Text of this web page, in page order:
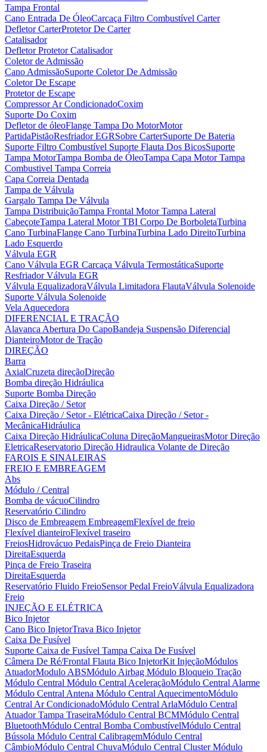
Tampa Frontal
Cano Entrada De ÓleoCarcaça Filtro Combustível Carter
Defletor CarterProtetor De Carter
Catalisador
Defletor Protetor Catalisador
Coletor de Admissão
Cano AdmissãoSuporte Coletor De Admissão
Coletor De Escape
Protetor de Escape
Compressor Ar CondicionadoCoxim
Suporte Do Coxim
Defletor de óleoFlange Tampa Do MotorMotor
PartidaPistãoResfriador EGRSobre CarterSuporte De Bateria
Suporte Filtro Combustível Suporte Flauta Dos BicosSuporte
Tampa MotorTampa Bomba de ÓleoTampa Capa MotorTampa
Combustivel Tampa Correia
Capa Correia Dentada
Tampa de Válvula
Gargalo Tampa De Válvula
Tampa DistribuiçãoTampa Frontal MotorTampa Lateral
CabeçoteTampa Lateral MotorTBI Corpo De BorboletaTurbina
Cano TurbinaFlange Cano TurbinaTurbina Lado DireitoTurbina
Lado Esquerdo
Válvula EGR
Cano Válvula EGR Carcaça Válvula TermostáticaSuporte
Resfriador Válvula EGR
Válvula EqualizadoraVálvula Limitadora FlautaVálvula Solenoide
Suporte Válvula Solenoide
Vela Aquecedora
DIFERENCIAL E TRAÇÃO
Alavanca Abertura Do CapoBandeja Suspensão Diferencial
DianteiroMotor de Tração
DIREÇÃO
Barra
AxialCruzeta direçãoDireção
Bomba direção Hidráulica
Suporte Bomba Direção
Caixa Direção / Setor
Caixa Direção / Setor - ElétricaCaixa Direção / Setor -
MecânicaHidráulica
Caixa Direção HidráulicaColuna DireçãoMangueirasMotor Direção
EletricaReservatorio Direção Hidraulica Volante de Direção
FAROIS E SINALEIRAS
FREIO E EMBREAGEM
Abs
Módulo / Central
Bomba de vácuoCilindro
Reservatório Cilindro
Disco de Embreagem EmbreagemFlexível de freio
Flexível dianteiroFlexível traseiro
FreiosHidrovácuo PedaisPinça de Freio Dianteira
DireitaEsquerda
Pinça de Freio Traseira
DireitaEsquerda
Reservatório Fluido FreioSensor Pedal FreioVálvula Equalizadora
Freio
INJEÇÃO E ELÉTRICA
Bico Injetor
Cano Bico InjetorTrava Bico Injetor
Caixa De Fusível
Suporte Caixa de Fusível Tampa Caixa De Fusível
Câmera De Ré/Frontal Flauta Bico InjetorKit InjeçãoMódulos
AtuadorModulo ABSMódulo Airbag Módulo Bloqueio Tração
Módulo Central Módulo Central AceleraçãoMódulo Central Alarme
Módulo Central Antena Módulo Central AquecimentoMódulo
Central Ar CondicionadoMódulo Central ArlaMódulo Central
Atuador Tampa TraseiraMódulo Central BCMMódulo Central
BluetoothMódulo Central Bomba CombustívelMódulo Central
Bússola Módulo Central CalibragemMódulo Central
CâmbioMódulo Central ChuvaMódulo Central ClusterMódulo